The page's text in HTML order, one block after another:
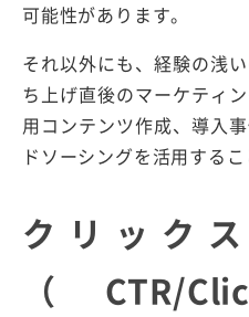
可能性があります。
それ以外にも、経験の浅
ち上げ直後のマーケティ
用コンテンツ作成、導入
ドソーシングを活用するこ
クリック
（CTR/